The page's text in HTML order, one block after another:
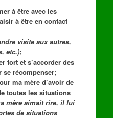
à être avec les
à être en contact
visite aux autres,
etc.);
fort et s’accorder des
récompenser;
ma mère d’avoir de
toutes les situations
mère aimait rire, il lui
de situations